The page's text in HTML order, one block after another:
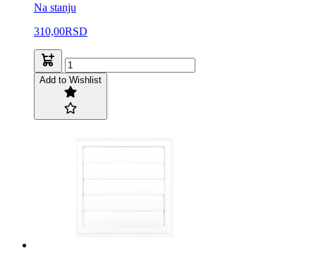
Na stanju
310,00RSD
Add to Wishlist